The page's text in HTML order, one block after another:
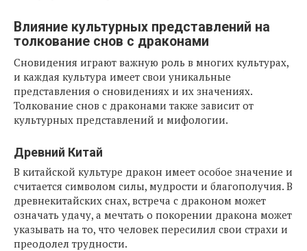
Влияние культурных представлений на
толкование снов с драконами
Сновидения играют важную роль в многих культурах,
и каждая культура имеет свои уникальные
представления о сновидениях и их значениях.
Толкование снов с драконами также зависит от
культурных представлений и мифологии.
Древний Китай
В китайской культуре дракон имеет особое значение и
считается символом силы, мудрости и благополучия. В
древнекитайских снах, встреча с драконом может
означать удачу, а мечтать о покорении дракона может
указывать на то, что человек пересилил свои страхи и
преодолел трудности.